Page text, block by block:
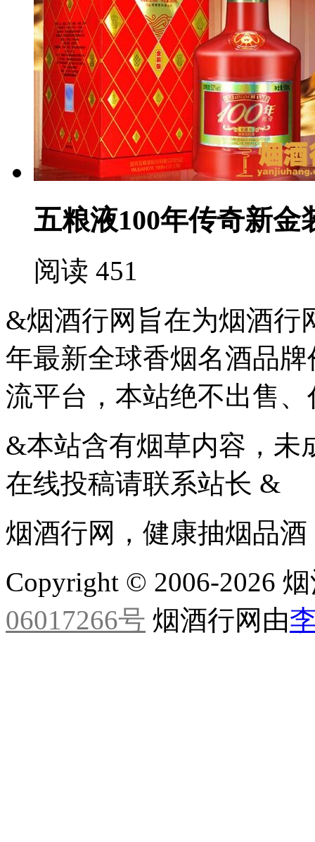
五粮液100年传奇新金
阅读 451
&烟酒行网旨在为烟酒行
年最新全球香烟名酒品
流平台，本站绝不出售
&本站含有烟草内容，未
在线投稿请联系站长 &
烟酒行网，健康抽烟品
Copyright © 2006-2026
06017266号 烟酒行网由